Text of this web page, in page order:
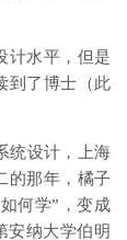
计水平，但是
到了博士（此
统设计，上海
的那年，橘子
何学”，变成
安纳大学伯明